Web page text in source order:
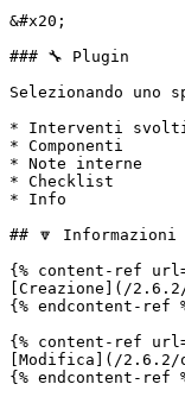
&#x20;
### 🔧 Plugin
Selezionando
* Interventi
* Componenti
* Note interne
* Checklist
* Info
## 🔽 Informazioni
{% content-ref
[Creazione](/
{% endcontent-ref
{% content-ref
[Modifica](/2.6.2/
{% endcontent-ref